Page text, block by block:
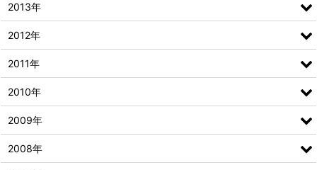
2013年
2012年
2011年
2010年
2009年
2008年